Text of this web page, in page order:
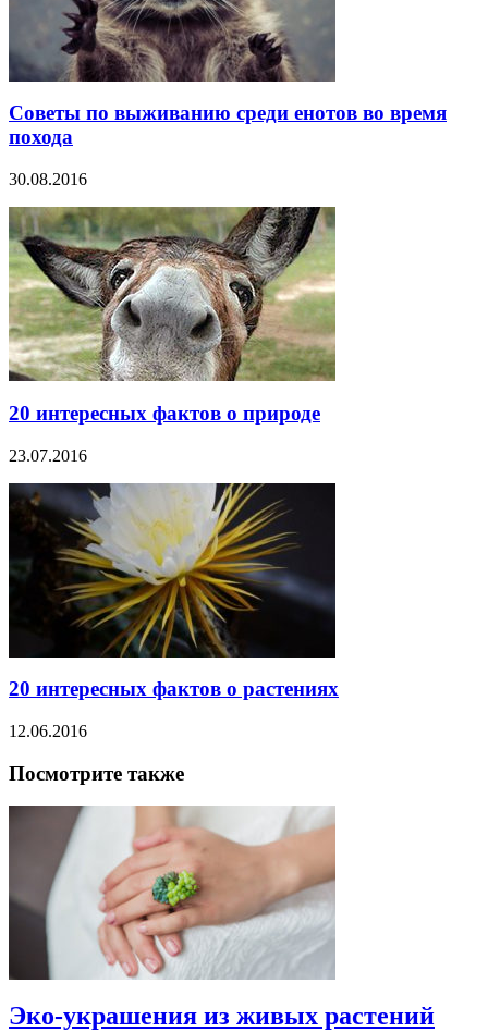
Советы по выживанию среди енотов во время
похода
30.08.2016
20 интересных фактов о природе
23.07.2016
20 интересных фактов о растениях
12.06.2016
Посмотрите также
Эко-украшения из живых растений